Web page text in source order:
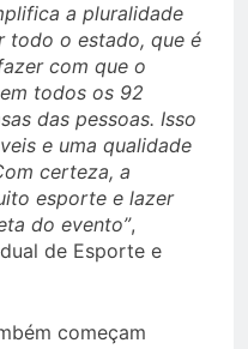
a pluralidade
todo o estado, que é
com que o
todos os 92
das pessoas. Isso
e uma qualidade
certeza, a
esporte e lazer
do evento”,
de Esporte e
começam